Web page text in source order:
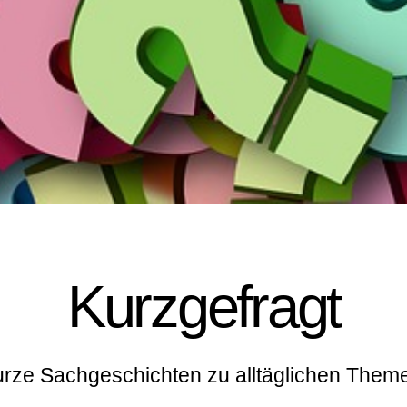
Kurzgefragt
Sachgeschichten zu alltäglichen